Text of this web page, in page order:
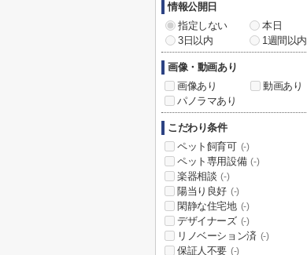
情報公開日
指定しない
本日
3日以内
1週間以内
画像・動画あり
画像あり
動画あり
パノラマあり
こだわり条件
ペット飼育可 (-)
ペット専用設備 (-)
楽器相談 (-)
陽当り良好 (-)
閑静な住宅地 (-)
デザイナーズ (-)
リノベーション済 (-)
保証人不要 (-)